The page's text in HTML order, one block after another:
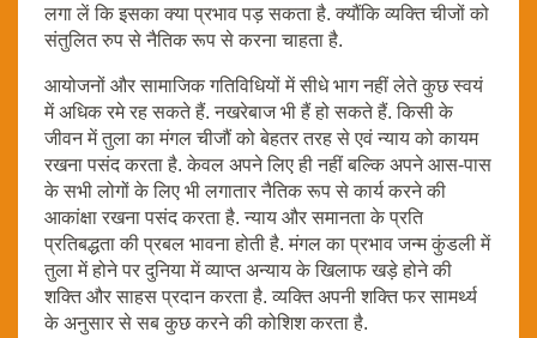
लगा लें कि इसका क्या प्रभाव पड़ सकता है. क्यौंकि व्यक्ति चीजों को
संतुलित रुप से नैतिक रूप से करना चाहता है.
आयोजनों और सामाजिक गतिविधियों में सीधे भाग नहीं लेते कुछ स्वयं
में अधिक रमे रह सकते हैं. नखरेबाज भी हैं हो सकते हैं. किसी के
जीवन में तुला का मंगल चीजौं को बेहतर तरह से एवं न्याय को कायम
रखना पसंद करता है. केवल अपने लिए ही नहीं बल्कि अपने आस-पास
के सभी लोगों के लिए भी लगातार नैतिक रूप से कार्य करने की
आकांक्षा रखना पसंद करता है. न्याय और समानता के प्रति
प्रतिबद्धता की प्रबल भावना होती है. मंगल का प्रभाव जन्म कुंडली में
तुला में होने पर दुनिया में व्याप्त अन्याय के खिलाफ खड़े होने की
शक्ति और साहस प्रदान करता है. व्यक्ति अपनी शक्ति फर सामर्थ्य
के अनुसार से सब कुछ करने की कोशिश करता है.